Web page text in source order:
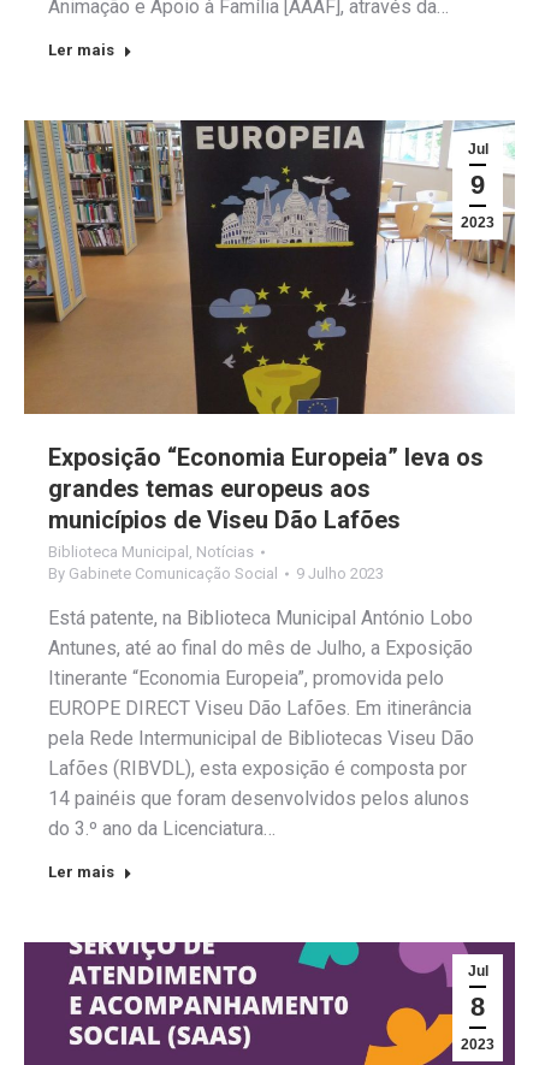
Animação e Apoio à Família [AAAF], através da…
Ler mais
Jul
9
2023
Exposição “Economia Europeia” leva os
grandes temas europeus aos
municípios de Viseu Dão Lafões
Biblioteca Municipal , Notícias
By Gabinete Comunicação Social 9 Julho 2023
Está patente, na Biblioteca Municipal António Lobo
Antunes, até ao final do mês de Julho, a Exposição
Itinerante “Economia Europeia”, promovida pelo
EUROPE DIRECT Viseu Dão Lafões. Em itinerância
pela Rede Intermunicipal de Bibliotecas Viseu Dão
Lafões (RIBVDL), esta exposição é composta por
14 painéis que foram desenvolvidos pelos alunos
do 3.º ano da Licenciatura…
Ler mais
Jul
8
2023